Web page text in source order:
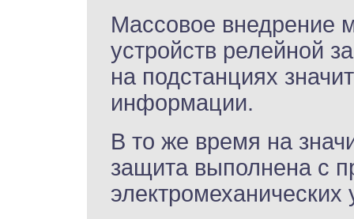
Массовое внедрение
устройств релейной
на подстанциях
информации.
В то же время на
защита выполнена с
электромеханических